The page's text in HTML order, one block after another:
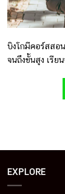
บิงโกมีคอร์สสอ
จนถึงขั้นสูง เรีย
EXPLORE